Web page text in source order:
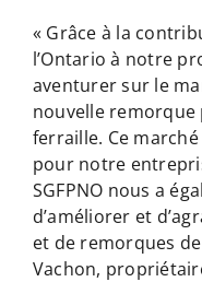
« Grâce à la
l’Ontario à notre
aventurer sur le
nouvelle
ferraille. Ce
pour notre
SGFPNO nous a
d’améliorer et
et de remorques
Vachon,